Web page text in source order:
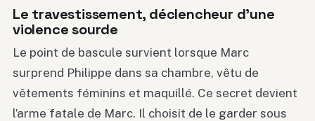
Le travestissement, déclencheur d’une
violence sourde
Le point de bascule survient lorsque Marc
surprend Philippe dans sa chambre, vêtu de
vêtements féminins et maquillé. Ce secret devient
l’arme fatale de Marc. Il choisit de le garder sous